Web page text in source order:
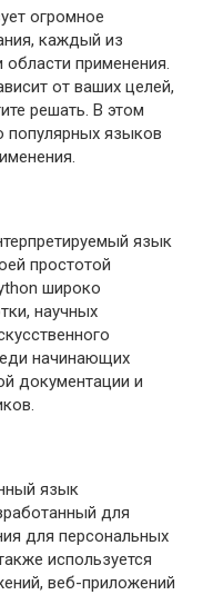
огромное
каждый из
применения.
от ваших целей,
решать. В этом
популярных языков
язык
простотой
широко
научных
начинающих
документации и
язык
для
для персональных
используется
веб-приложений